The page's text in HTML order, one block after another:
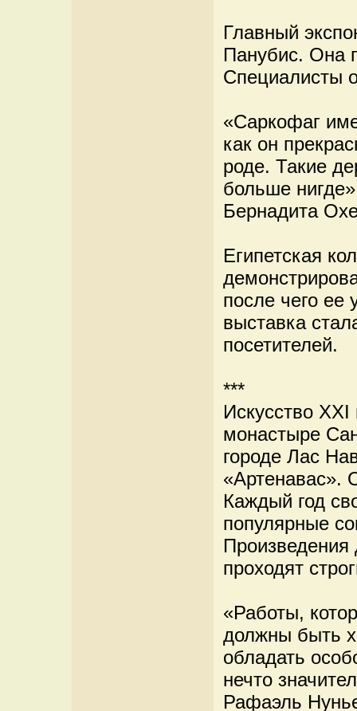
Главный
Панубис. Она
Специалисты
«Саркофаг
как он
роде. Такие
больше
Бернадита
Египетская
после чего
выставка
посетителей.
***
Искусство
монастыре
городе Лас
«Артенавас».
Каждый год
популярные
Произведения
проходят
«Работы,
должны быть
обладать
нечто
Рафаэль